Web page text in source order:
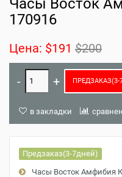
Часы Восток
170916
Цена: $191 $200
ПРЕДЗАКАЗ(3-
в закладки
Предзаказ(3-7дней)
Часы Восток Амфибия